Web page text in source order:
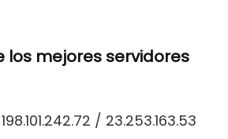
los mejores servidores
/ 23.253.163.53